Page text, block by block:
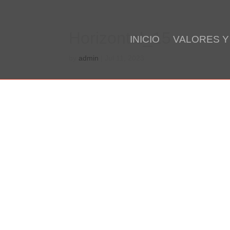
Horizontal_15
byadmin